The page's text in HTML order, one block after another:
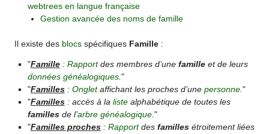
webtrees en langue française
Gestion avancée des noms de famille
Il existe des blocs spécifiques Famille :
"Famille: Rapportdes membres d’une familleet de leurs
données généalogiques."
"Familles: Ongletaffichant les proches d’une personne."
"Familles: accès à la listealphabétique de toutes les
famillesde l’arbre généalogique."
"Familles proches: Rapportdes famillesétroitement liées